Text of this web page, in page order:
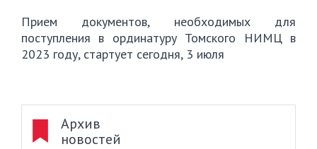
Прием документов, необходимых для
поступления в ординатуру Томского НИМЦ в
2023 году, стартует сегодня, 3 июля
Архив
новостей